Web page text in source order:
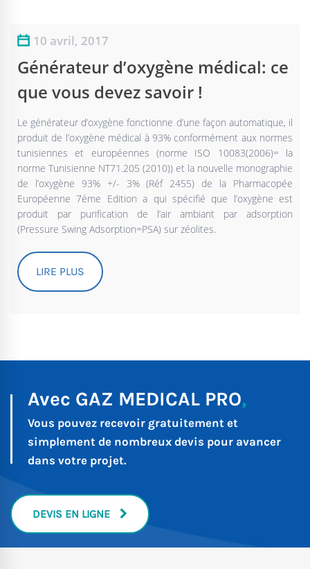
10 avril, 2017
Générateur d’oxygène médical: ce
que vous devez savoir !
Le générateur d’oxygène fonctionne d’une façon automatique, il
produit de l’oxygène médical à 93% conformément aux normes
tunisiennes et européennes (norme ISO 10083(2006)= la
norme Tunisienne NT71.205 (2010)) et la nouvelle monographie
de l’oxygène 93% +/- 3% (Réf 2455) de la Pharmacopée
Européenne 7éme Edition a qui spécifié que l’oxygène est
produit par purification de l’air ambiant par adsorption
(Pressure Swing Adsorption=PSA) sur zéolites.
LIRE PLUS
Avec GAZ MEDICAL PRO,
Vous pouvez recevoir gratuitement et
simplement de nombreux devis pour avancer
dans votre projet.
DEVIS EN LIGNE